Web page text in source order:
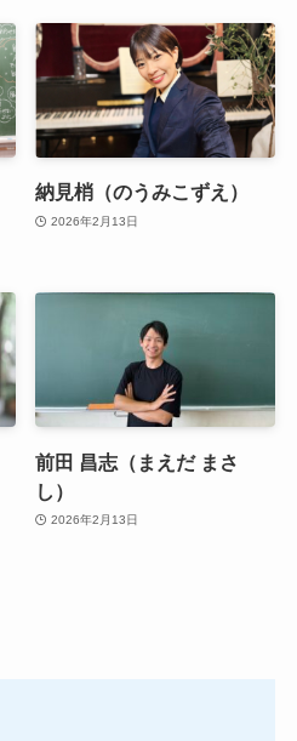
納見梢（のうみこずえ）
2026年2月13日
前田 昌志（まえだ まさ
し）
2026年2月13日